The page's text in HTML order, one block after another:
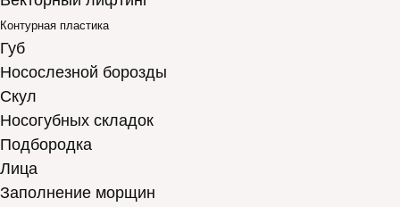
Контурная пластика
Губ
Носослезной борозды
Скул
Носогубных складок
Подбородка
Лица
Заполнение морщин